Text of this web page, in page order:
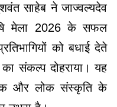
साहेब ने जाज्वल्यदेव
मेला 2026 के सफल
को बधाई देते
का संकल्प दोहराया। यह
और लोक संस्कृति के